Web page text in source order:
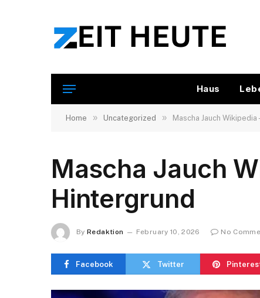
Haus
Home » Uncategorized » Mascha Jauch
Mascha Jauch
Hintergrund
By Redaktion February 10, 2026 No
Facebook Twitter